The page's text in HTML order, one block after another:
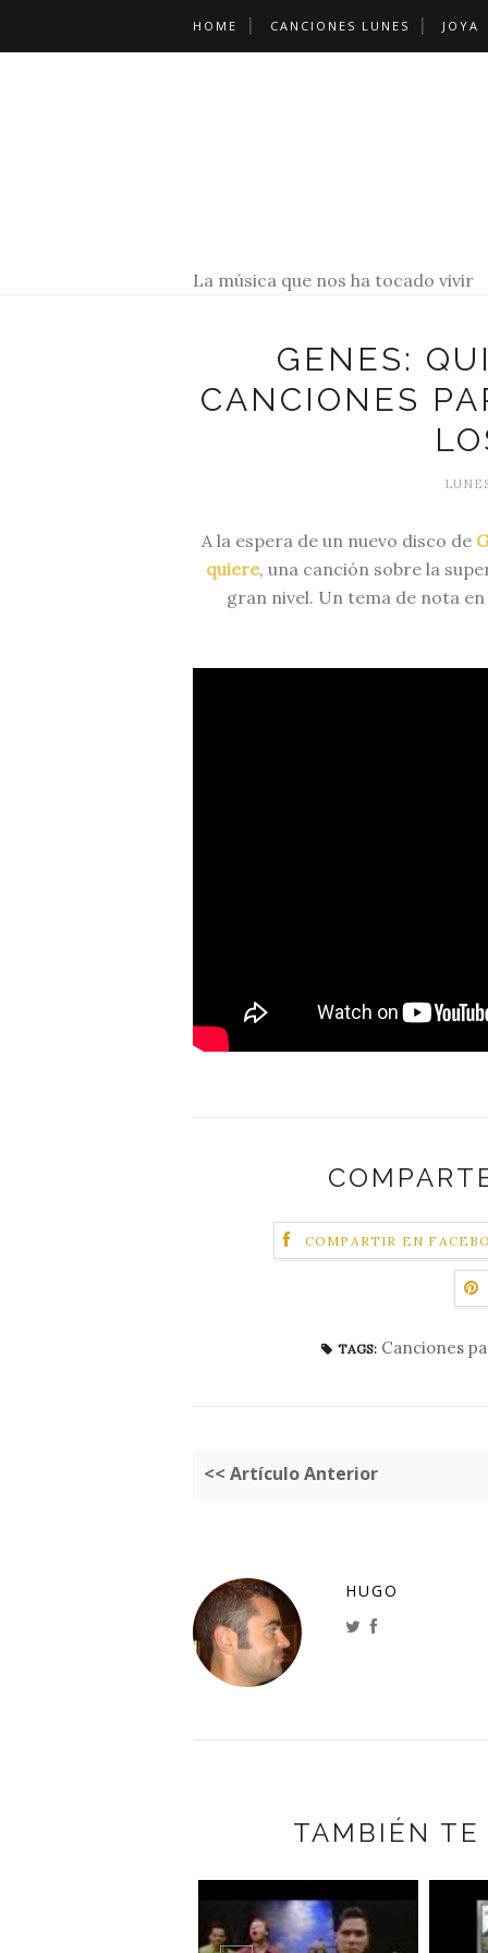
HOME CANCIONES LUNES JOYA
La música que nos ha tocado vivir
GENES:
CANCIONES
A la espera de un nuevo disco de
quiere, una canción sobre la
gran nivel. Un tema de nota
COMPARTIR EN
TAGS: Canciones
<< Artículo Anterior
HUGO
TAMBIÉN TE